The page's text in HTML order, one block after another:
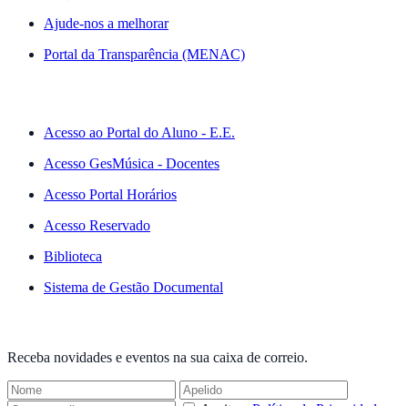
Ajude-nos a melhorar
Portal da Transparência (MENAC)
Acesso ao Portal do Aluno - E.E.
Acesso GesMúsica - Docentes
Acesso Portal Horários
Acesso Reservado
Biblioteca
Sistema de Gestão Documental
Receba novidades e eventos na sua caixa de correio.